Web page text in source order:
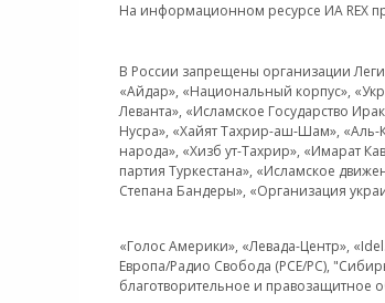
На информационном ресурсе ИА REX
В России запрещены организации
«Айдар», «Национальный корпус»,
Леванта», «Исламское Государство
Нусра», «Хайят Тахрир-аш-Шам»,
народа», «Хизб ут-Тахрир», «Имарат
партия Туркестана», «Исламское
Степана Бандеры», «Организация
«Голос Америки», «Левада-Центр»,
Европа/Радио Свобода (PCE/PC),
благотворительное и правозащитное